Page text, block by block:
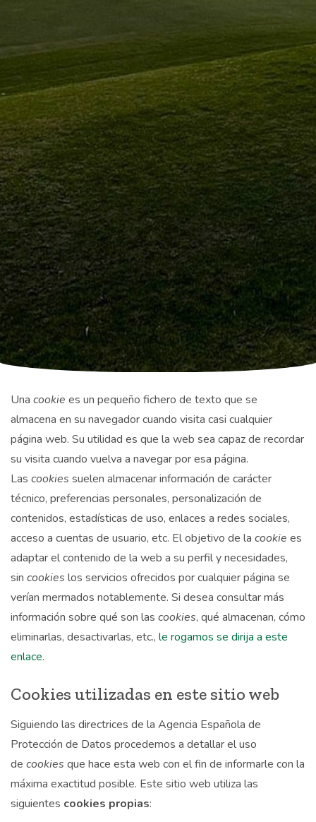
Una cookie es un pequeño fichero de texto que se
almacena en su navegador cuando visita casi cualquier
página web. Su utilidad es que la web sea capaz de recordar
su visita cuando vuelva a navegar por esa página.
Las cookies suelen almacenar información de carácter
técnico, preferencias personales, personalización de
contenidos, estadísticas de uso, enlaces a redes sociales,
acceso a cuentas de usuario, etc. El objetivo de la cookie es
adaptar el contenido de la web a su perfil y necesidades,
sin cookies los servicios ofrecidos por cualquier página se
verían mermados notablemente. Si desea consultar más
información sobre qué son las cookies, qué almacenan, cómo
eliminarlas, desactivarlas, etc., le rogamos se dirija a este
enlace.
Cookies utilizadas en este sitio web
Siguiendo las directrices de la Agencia Española de
Protección de Datos procedemos a detallar el uso
de cookies que hace esta web con el fin de informarle con la
máxima exactitud posible. Este sitio web utiliza las
siguientes cookies propias: